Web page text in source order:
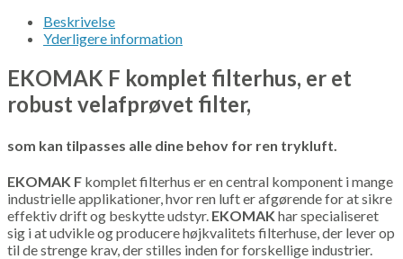
Beskrivelse
Yderligere information
EKOMAK F komplet filterhus, er et
robust velafprøvet filter,
som kan tilpasses alle dine behov for ren trykluft.
EKOMAK F komplet filterhus er en central komponent i mange
industrielle applikationer, hvor ren luft er afgørende for at sikre
effektiv drift og beskytte udstyr. EKOMAK har specialiseret
sig i at udvikle og producere højkvalitets filterhuse, der lever op
til de strenge krav, der stilles inden for forskellige industrier.